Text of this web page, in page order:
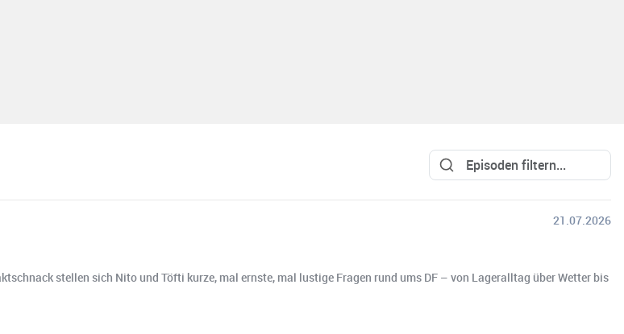
21.07.2026
stellen sich Nito und Töfti kurze, mal ernste, mal lustige Fragen rund ums DF – von Lageralltag über Wetter bis